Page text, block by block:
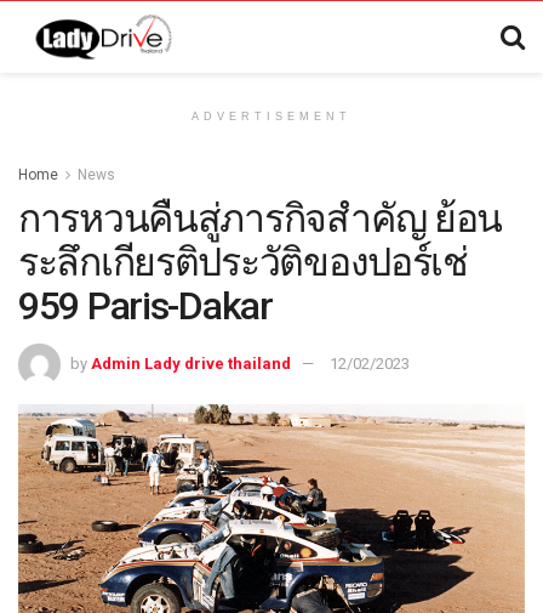
ADVERTISEMENT
Home News
การหวนคืนสู่ภารกิจสำคัญ ย้อน
ระลึกเกียรติประวัติของปอร์เช่
959 Paris-Dakar
by Admin Lady drive thailand 12/02/2023